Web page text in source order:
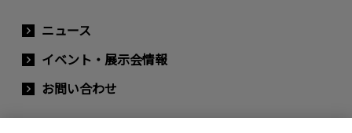
ニュース
イベント・展示会情報
お問い合わせ